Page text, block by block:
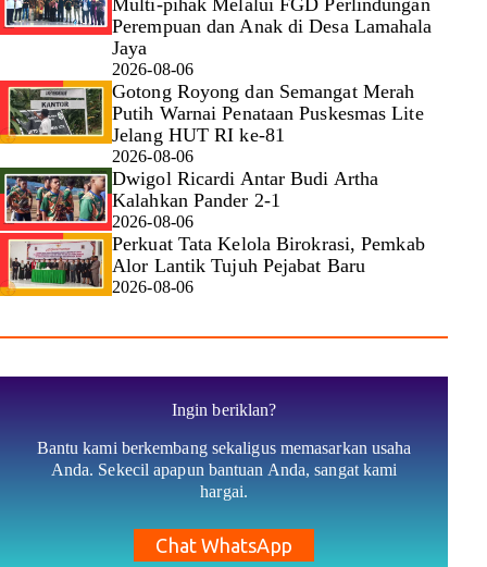
Perempuan dan Anak di Desa Lamahala
Jaya
2026-08-06
Gotong Royong dan Semangat Merah
Putih Warnai Penataan Puskesmas Lite
Jelang HUT RI ke-81
2026-08-06
Dwigol Ricardi Antar Budi Artha
Kalahkan Pander 2-1
2026-08-06
Perkuat Tata Kelola Birokrasi, Pemkab
Alor Lantik Tujuh Pejabat Baru
2026-08-06
Ingin beriklan?
Bantu kami berkembang sekaligus memasarkan usaha
Anda. Sekecil apapun bantuan Anda, sangat kami
hargai.
Chat WhatsApp